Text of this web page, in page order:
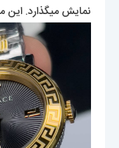
نمایش میگذارد.